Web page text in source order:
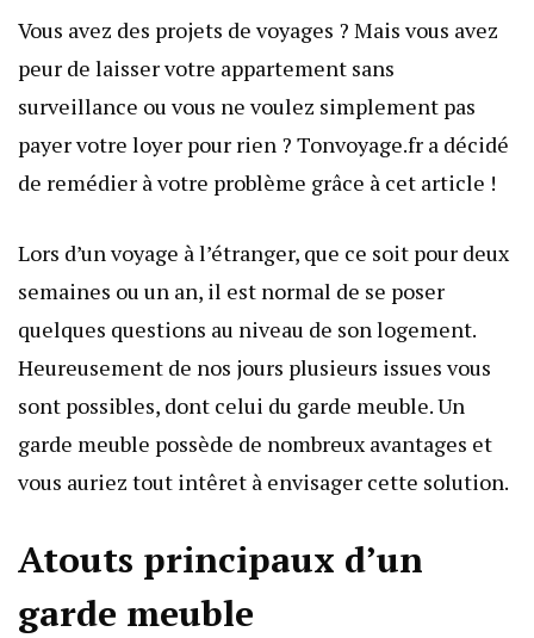
Vous avez des projets de voyages ? Mais vous avez
peur de laisser votre appartement sans
surveillance ou vous ne voulez simplement pas
payer votre loyer pour rien ? Tonvoyage.fr a décidé
de remédier à votre problème grâce à cet article !
Lors d’un voyage à l’étranger, que ce soit pour deux
semaines ou un an, il est normal de se poser
quelques questions au niveau de son logement.
Heureusement de nos jours plusieurs issues vous
sont possibles, dont celui du garde meuble. Un
garde meuble possède de nombreux avantages et
vous auriez tout intêret à envisager cette solution.
Atouts principaux d’un
garde meuble